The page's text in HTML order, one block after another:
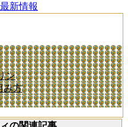
新情報
ン
み方